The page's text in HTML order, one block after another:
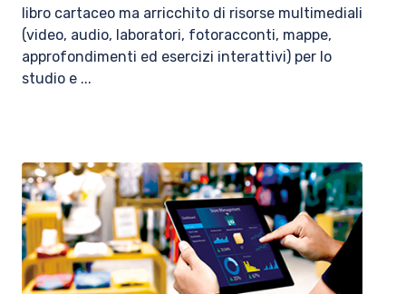
libro cartaceo ma arricchito di risorse multimediali
(video, audio, laboratori, fotoracconti, mappe,
approfondimenti ed esercizi interattivi) per lo
studio e ...